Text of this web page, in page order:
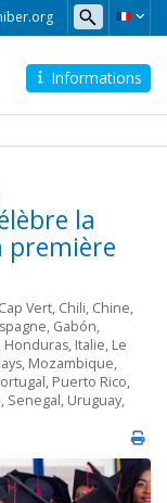
Informations
la
première
Cap Vert, Chili, Chine,
, Gabón,
, Honduras, Italie, Le
, Mozambique,
, Puerto Rico,
, Senegal, Uruguay,